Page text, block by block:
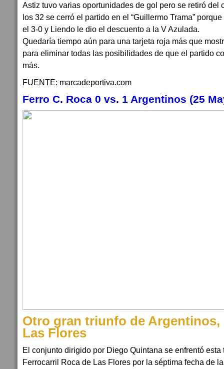
Astiz tuvo varias oportunidades de gol pero se retiró del
los 32 se cerró el partido en el “Guillermo Trama”
el 3-0 y Liendo le dio el descuento a la V Azulada.
Quedaría tiempo aún para una tarjeta roja más que
para eliminar todas las posibilidades de que el partido
más.
FUENTE: marcadeportiva.com
Ferro C. Roca 0 vs. 1 Argentinos (25
Otro gran triunfo de Argentinos,
Las Flores
El conjunto dirigido por Diego Quintana se enfrentó
Ferrocarril Roca de Las Flores por la séptima fecha de